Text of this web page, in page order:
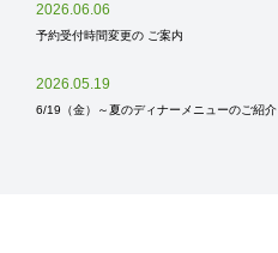
2026.06.06
予約受付時間変更の ご案内
2026.05.19
6/19（金）～夏のディナーメニューのご紹介